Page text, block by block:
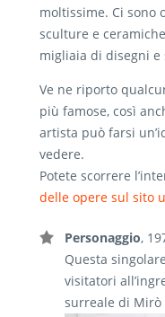
moltissime. Ci sono
sculture e
migliaia di disegni e
Ve ne riporto
più famose, così
artista può farsi
vedere.
Potete scorrere
delle opere sul sito
Personaggio,
Questa
visitatori
surreale di Mirò